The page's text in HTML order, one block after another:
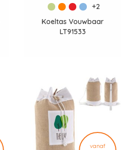
+2
Koeltas Vouwbaar
LT91533
vanaf